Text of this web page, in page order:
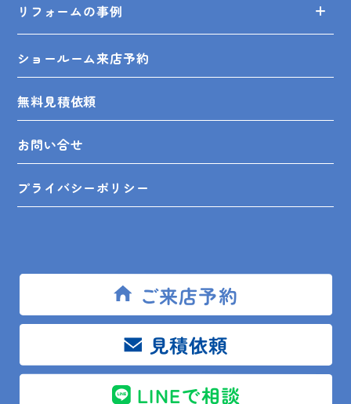
ご来店予約
見積依頼
LINEで相談
リフォームの事例
ショールーム来店予約
無料見積依頼
お問い合せ
プライバシーポリシー
〒292-0055 木更津市朝日3-10-9
館山店 〒294-0054 館山市湊510-1